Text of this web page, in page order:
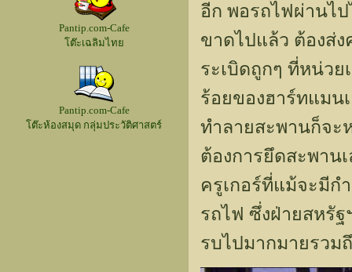
Pantip.com-Cafe
โต๊ะเฉลิมไทย
Pantip.com-Cafe
โต๊ะห้องสมุด กลุ่มประวัติศาสตร์
อีก พอรถไฟผ่านไป
ขาดไปแล้ว ต้องส่
ระเบิดถูกๆ ที่หน่ว
ร้อยของฮาร์ทแมน
ทำลายสะพานก็จะ
ต้องการยึดสะพาน
ครูเกอร์ที่แม้จะมีก
รถไฟ ซึ่งฝ่ายสหรั
รบไปมากมายรวม